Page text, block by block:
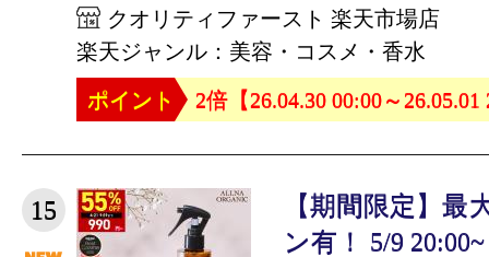
クオリティファースト 楽天市場店
楽天ジャンル：美容・コスメ・香水
ポイント
2倍【26.04.30 00:00～26.05.01
15
【期間限定】最
ン有！ 5/9